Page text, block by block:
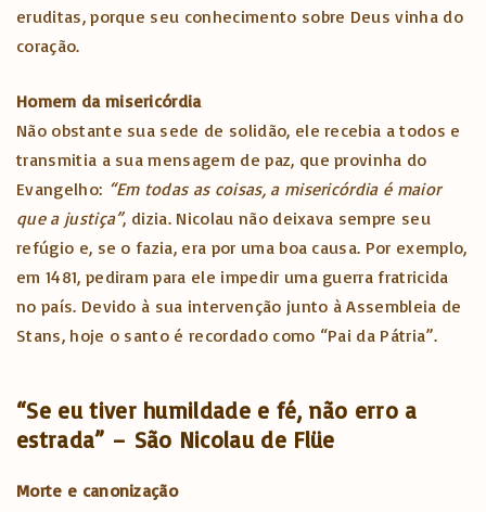
eruditas, porque seu conhecimento sobre Deus vinha do
coração.
Homem da misericórdia
Não obstante sua sede de solidão, ele recebia a todos e
transmitia a sua mensagem de paz, que provinha do
Evangelho: “Em todas as coisas, a misericórdia é maior
que a justiça”, dizia. Nicolau não deixava sempre seu
refúgio e, se o fazia, era por uma boa causa. Por exemplo,
em 1481, pediram para ele impedir uma guerra fratricida
no país. Devido à sua intervenção junto à Assembleia de
Stans, hoje o santo é recordado como “Pai da Pátria”.
“Se eu tiver humildade e fé, não erro a
estrada” – São Nicolau de Flüe
Morte e canonização